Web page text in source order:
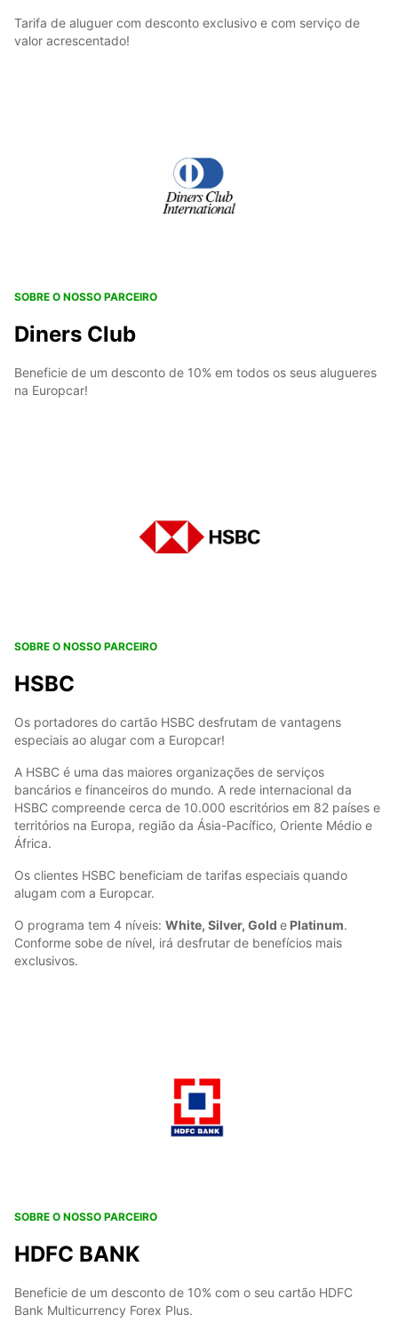
Tarifa de aluguer com desconto exclusivo e com serviço de
valor acrescentado!
SOBRE O NOSSO PARCEIRO
Diners Club
Beneficie de um desconto de 10% em todos os seus alugueres
na Europcar!
SOBRE O NOSSO PARCEIRO
HSBC
Os portadores do cartão HSBC desfrutam de vantagens
especiais ao alugar com a Europcar!
A HSBC é uma das maiores organizações de serviços
bancários e financeiros do mundo. A rede internacional da
HSBC compreende cerca de 10.000 escritórios em 82 países e
territórios na Europa, região da Ásia-Pacífico, Oriente Médio e
África.
Os clientes HSBC beneficiam de tarifas especiais quando
alugam com a Europcar.
O programa tem 4 níveis: White, Silver, Gold e Platinum.
Conforme sobe de nível, irá desfrutar de benefícios mais
exclusivos.
SOBRE O NOSSO PARCEIRO
HDFC BANK
Beneficie de um desconto de 10% com o seu cartão HDFC
Bank Multicurrency Forex Plus.